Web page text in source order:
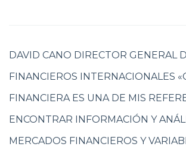
DAVID CANO DIRECTOR GENERAL
FINANCIEROS INTERNACIONALES
FINANCIERA ES UNA DE MIS
ENCONTRAR INFORMACIÓN Y
MERCADOS FINANCIEROS Y